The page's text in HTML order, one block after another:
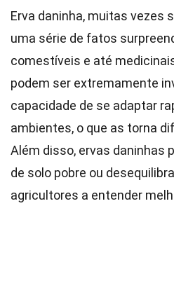
Erva daninha, muitas vezes
uma série de fatos
comestíveis e até
podem ser extremamente
capacidade de se adaptar
ambientes, o que as torna
Além disso, ervas daninhas
de solo pobre ou
agricultores a entender